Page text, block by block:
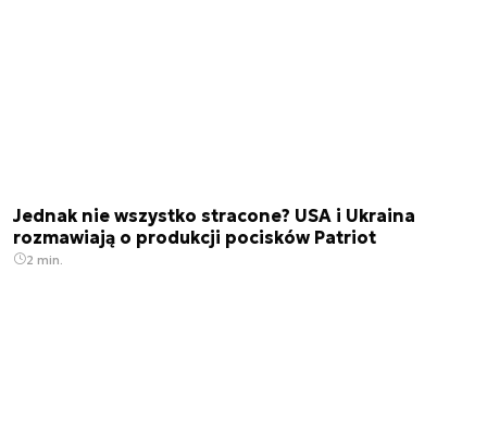
Jednak nie wszystko stracone? USA i Ukraina
rozmawiają o produkcji pocisków Patriot
2 min.